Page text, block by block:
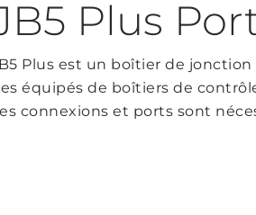
Plus
Plus est un boîtier de
équipés de boîtiers de
connexions et ports sont